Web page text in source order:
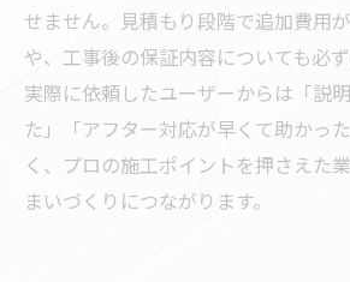
せません。見積もり段階で追加費用
や、工事後の保証内容についても必
実際に依頼したユーザーからは「説
た」「アフター対応が早くて助かっ
く、プロの施工ポイントを押さえた
まいづくりにつながります。